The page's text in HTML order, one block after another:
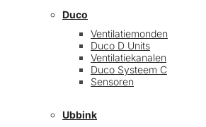
Duco
Ventilatiemonden
Duco D Units
Ventilatiekanalen
Duco Systeem C
Sensoren
Ubbink